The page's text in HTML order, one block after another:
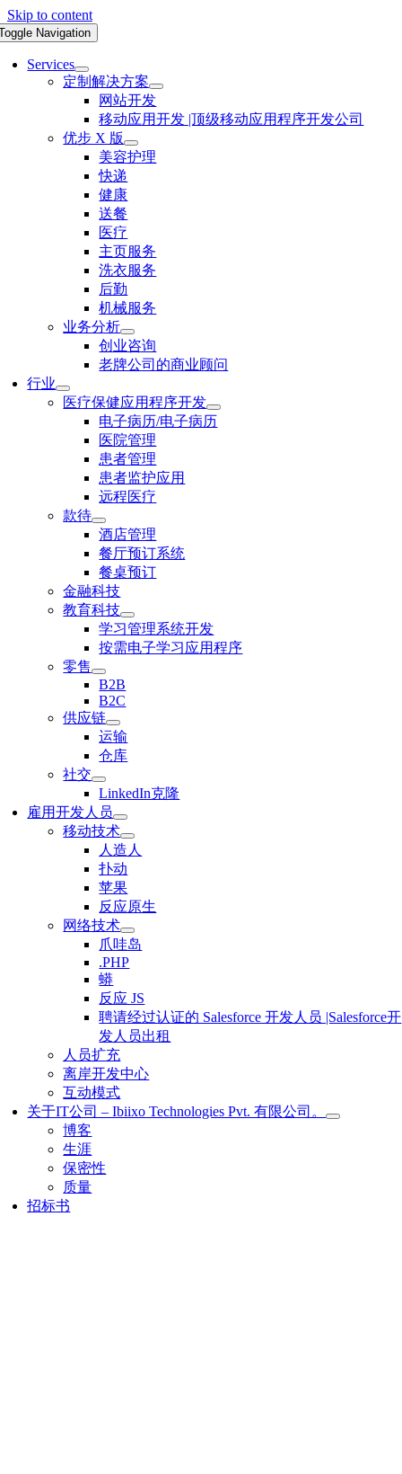
Skip to content
Navigation
Services
定制解决方案
网站开发
移动应用开发 |顶级移动应用程序开发公司
优步 X 版
美容护理
快递
健康
送餐
医疗
主页服务
洗衣服务
后勤
机械服务
业务分析
创业咨询
老牌公司的商业顾问
行业
医疗保健应用程序开发
电子病历/电子病历
医院管理
患者管理
患者监护应用
远程医疗
款待
酒店管理
餐厅预订系统
餐桌预订
金融科技
教育科技
学习管理系统开发
按需电子学习应用程序
零售
B2B
B2C
供应链
运输
仓库
社交
LinkedIn克隆
雇用开发人员
移动技术
人造人
扑动
苹果
反应原生
网络技术
爪哇岛
.PHP
蟒
反应 JS
聘请经过认证的 Salesforce 开发人员 |Salesforce开
发人员出租
人员扩充
离岸开发中心
互动模式
关于IT公司 – Ibiixo Technologies Pvt. 有限公司。
博客
生涯
保密性
质量
招标书